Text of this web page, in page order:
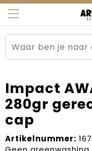
Sportkleding
Werkkleding
Kleding en textiel
Beurs en
Carnaval
Dag van de Zorg
Arnauld
Ons team
Contact
Blogs
Impact
280gr
cap
Artikelnummer: